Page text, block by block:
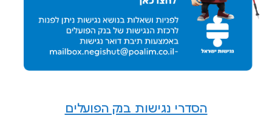
הסדרי נגישות בנק הפועלים